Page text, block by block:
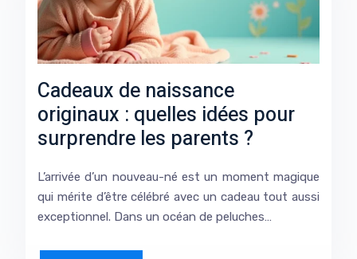
Cadeaux de naissance
originaux : quelles idées pour
surprendre les parents ?
L’arrivée d’un nouveau-né est un moment magique
qui mérite d’être célébré avec un cadeau tout aussi
exceptionnel. Dans un océan de peluches…